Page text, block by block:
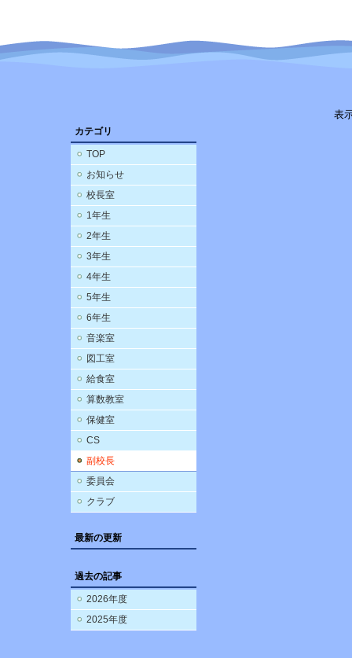
カテゴリ
TOP
お知らせ
校長室
1年生
2年生
3年生
4年生
5年生
6年生
音楽室
図工室
給食室
算数教室
保健室
CS
副校長
委員会
クラブ
最新の更新
過去の記事
2026年度
2025年度
表